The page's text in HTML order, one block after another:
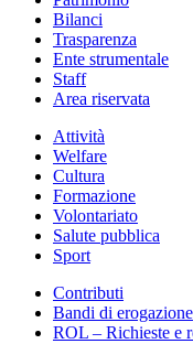
Bilanci
Trasparenza
Ente strumentale
Staff
Area riservata
Attività
Welfare
Cultura
Formazione
Volontariato
Salute pubblica
Sport
Contributi
Bandi di erogazione
ROL – Richieste e